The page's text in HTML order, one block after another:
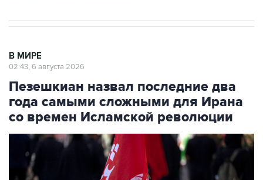
В МИРЕ
02:43, 6 августа 2026
Пезешкиан назвал последние два
года самыми сложными для Ирана
со времен Исламской революции